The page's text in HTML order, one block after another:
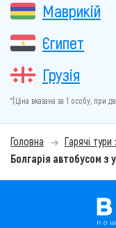
Маврикій
Єгипет
Грузія
*(Ціна вказана за 1 особу, при
Головна Гарячі
Болгарія автобусом з